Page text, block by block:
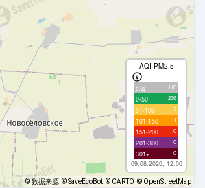
AQI PM2.5
с/д 110
0-50 236
51-100 3
101-150 1
151-200 0
201-300 0
301+ 0
09.08.2026, 12:00
©数据来源 © SaveEcoBot © CARTO © OpenStreetMap